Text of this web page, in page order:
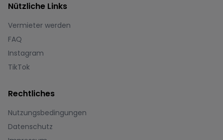
Nützliche Links
Vermieter werden
FAQ
Instagram
TikTok
Rechtliches
Nutzungsbedingungen
Datenschutz